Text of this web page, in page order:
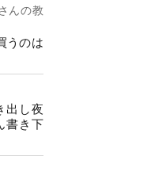
んの教
うのは
出し夜
書き下